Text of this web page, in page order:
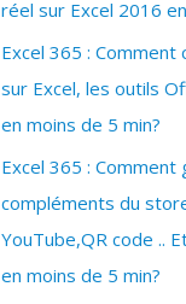
réel sur Excel 2016
Excel 365 : Comment
sur Excel, les outils
en moins de 5 min?
Excel 365 : Comment
compléments du
YouTube,QR code ..
en moins de 5 min?